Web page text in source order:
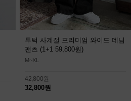
투턱 사계절 프리미엄 와이드 데님
팬츠 (1+1 59,800원)
M~XL
42,800원
32,800원